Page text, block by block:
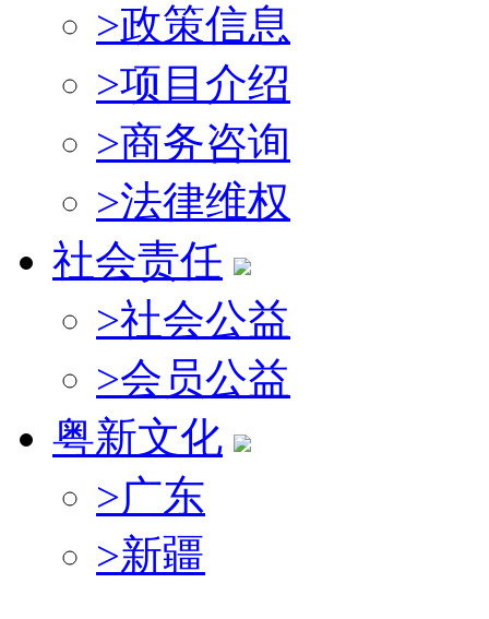
>政策信息
>项目介绍
>商务咨询
>法律维权
社会责任
>社会公益
>会员公益
粤新文化
>广东
>新疆